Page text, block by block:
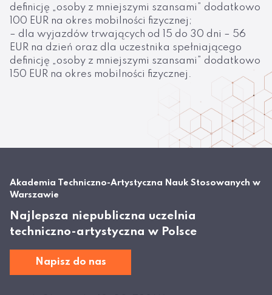
definicję „osoby z mniejszymi szansami” dodatkowo
100 EUR na okres mobilności fizycznej;
– dla wyjazdów trwających od 15 do 30 dni – 56
EUR na dzień oraz dla uczestnika spełniającego
definicję „osoby z mniejszymi szansami” dodatkowo
150 EUR na okres mobilności fizycznej.
Akademia Techniczno-Artystyczna Nauk Stosowanych w
Warszawie
Najlepsza niepubliczna uczelnia
techniczno-artystyczna w Polsce
Napisz do nas